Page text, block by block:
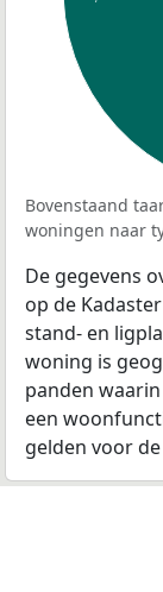
Bovenstaand
woningen naar
De gegevens
op de
stand- en
woning is
panden
een
gelden voor